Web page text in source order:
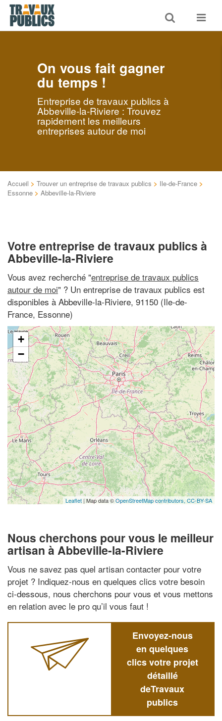
Toggle
search
Toggle
On vous fait gagner
du temps !
Entreprise de travaux publics à
Abbeville-la-Riviere : Trouvez
rapidement les meilleurs
entreprises autour de moi
Accueil > Trouver un entreprise de travaux publics > Ile-de-France >
Essonne > Abbeville-la-Riviere
Votre entreprise de travaux publics à
Abbeville-la-Riviere
Vous avez recherché "entreprise de travaux publics
autour de moi" ? Un entreprise de travaux publics est
disponibles à Abbeville-la-Riviere, 91150 (Ile-de-
France, Essonne)
+
−
Leaflet | Map data ©OpenStreetMap contributors, CC-BY-SA
Nous cherchons pour vous le meilleur
artisan à Abbeville-la-Riviere
Vous ne savez pas quel artisan contacter pour votre
projet ? Indiquez-nous en quelques clics votre besoin
ci-dessous, nous cherchons pour vous et vous mettons
en relation avec le pro qu’il vous faut !
Envoyez-nous
en quelques
clics votre projet
détaillé
deTravaux
publics